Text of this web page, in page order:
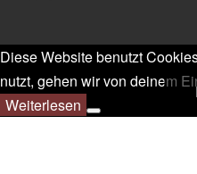
Diese Website benutzt
nutzt, gehen wir von deinem
Weiterlesen